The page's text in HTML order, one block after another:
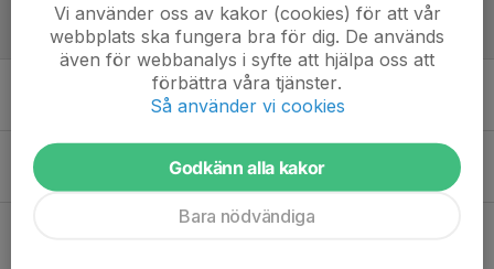
Årets Bingolotter
15 okt 2025 0
Hemmamatch lördag 6/9
5 sep 2025 0
0
Vi använder oss av kakor (cookies) för att vår
webbplats ska fungera bra för dig. De används
även för webbanalys i syfte att hjälpa oss att
förbättra våra tjänster.
Så använder vi cookies
Godkänn alla kakor
Bara nödvändiga